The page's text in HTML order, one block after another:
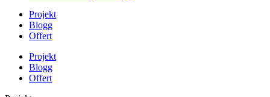
Projekt
Blogg
Offert
Projekt
Blogg
Offert